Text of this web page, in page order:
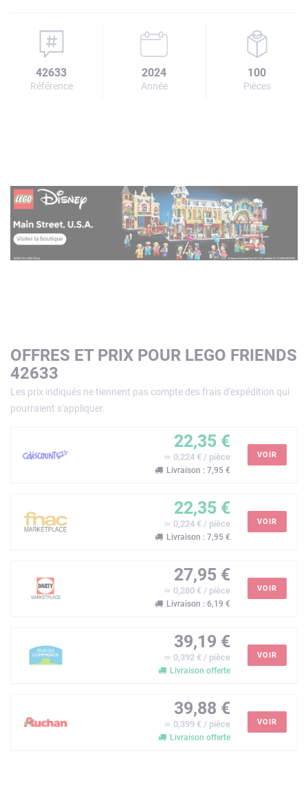
42633
Référence
2024
Année
100
Pièces
OFFRES ET PRIX POUR LEGO FRIENDS
42633
Les prix indiqués ne tiennent pas compte des frais d'expédition qui
pourraient s'appliquer.
22,35 €
≃ 0,224 € / pièce
Livraison : 7,95 €
VOIR
22,35 €
≃ 0,224 € / pièce
Livraison : 7,95 €
VOIR
27,95 €
≃ 0,280 € / pièce
Livraison : 6,19 €
VOIR
39,19 €
≃ 0,392 € / pièce
Livraison offerte
VOIR
39,88 €
≃ 0,399 € / pièce
Livraison offerte
VOIR